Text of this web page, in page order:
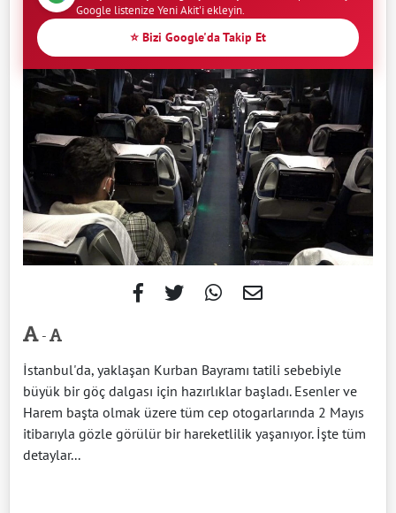
Google listenize Yeni Akit'i ekleyin.
⭐ Bizi Google'da Takip Et
-
İstanbul'da, yaklaşan Kurban Bayramı tatili sebebiyle
büyük bir göç dalgası için hazırlıklar başladı. Esenler ve
Harem başta olmak üzere tüm cep otogarlarında 2 Mayıs
itibarıyla gözle görülür bir hareketlilik yaşanıyor. İşte tüm
detaylar...